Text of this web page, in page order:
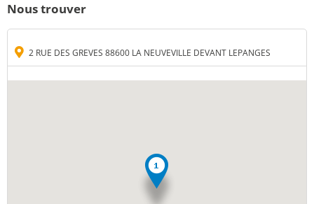
Nous trouver
2 RUE DES GREVES 88600 LA NEUVEVILLE DEVANT LEPANGES